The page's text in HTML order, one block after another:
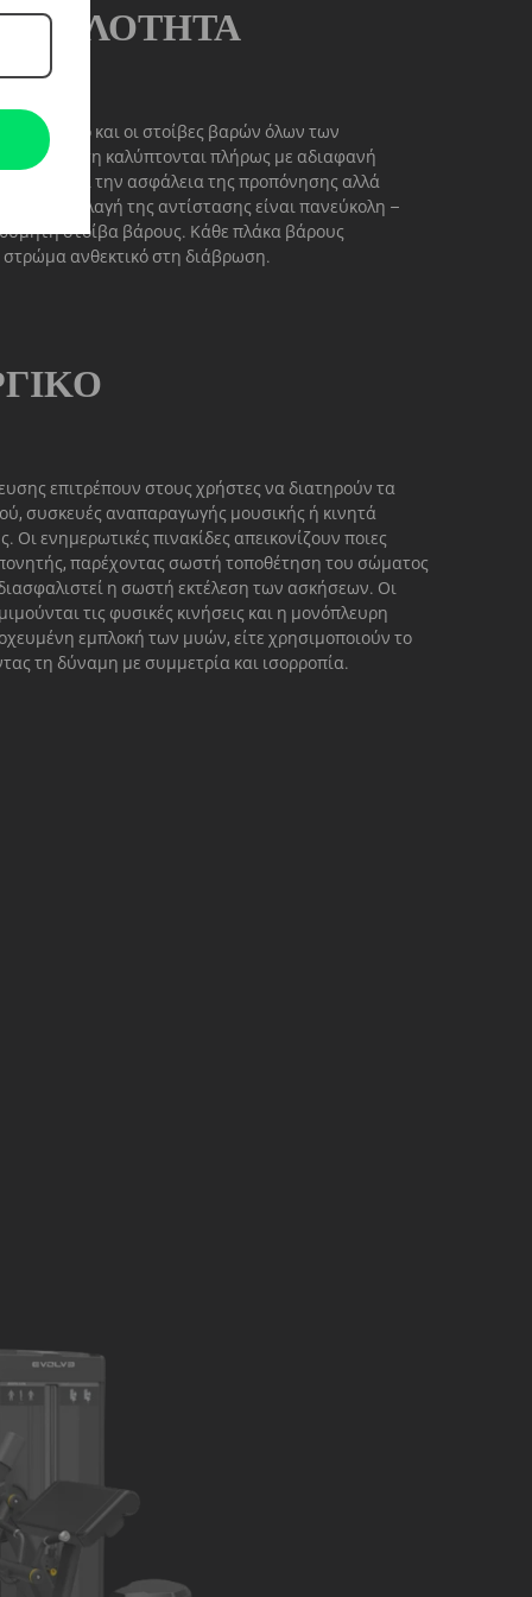
ΑΠΛΌΤΗΤΑ
γι’ αυτό και οι στοίβες βαρών όλων των
ρύθμιση καλύπτονται πλήρως με αδιαφανή
ενισχύει την ασφάλεια της προπόνησης αλλά
Η αλλαγή της αντίστασης είναι πανεύκολη –
στοίβα βάρους. Κάθε πλάκα βάρους
ανθεκτικό στη διάβρωση.
επιτρέπουν στους χρήστες να διατηρούν τα
συσκευές αναπαραγωγής μουσικής ή κινητά
ενημερωτικές πινακίδες απεικονίζουν ποιες
παρέχοντας σωστή τοποθέτηση του σώματος
η σωστή εκτέλεση των ασκήσεων. Οι
τις φυσικές κινήσεις και η μονόπλευρη
εμπλοκή των μυών, είτε χρησιμοποιούν το
τη δύναμη με συμμετρία και ισορροπία.